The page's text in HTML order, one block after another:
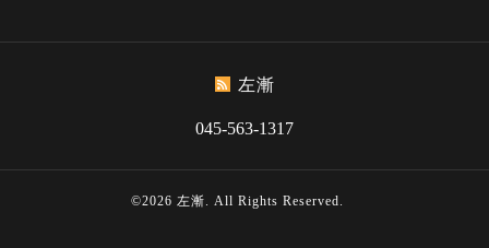
左漸
045-563-1317
©2026 左漸. All Rights Reserved.